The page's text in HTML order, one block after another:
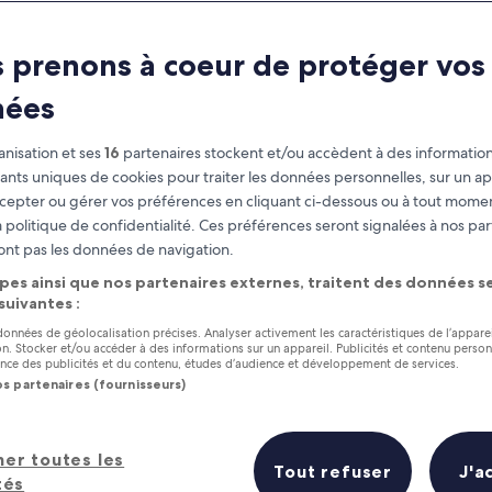
Gagnez des récompenses pour
chaque nuit séjournée
14 août - 16 août
: les 5 meilleurs hôtels à
prenons à coeur de protéger vos
et ses16 partenaires stockent et/ou accèdent à des
uniques de cookies pour traiter les données personnelles, sur un
ou gérer vos préférences en cliquant ci-dessous ou à tout
politique de confidentialité. Ces préférences seront signalées à nos
pas les données de navigation.
ainsi que nos partenaires externes, traitent des données
:
de géolocalisation précises. Analyser activement les caractéristiques de
Stocker et/ou accéder à des informations sur un appareil. Publicités et contenu
des publicités et du contenu, études d’audience et développement de services.
partenaires (fournisseurs)
toutes les
Tout refuser